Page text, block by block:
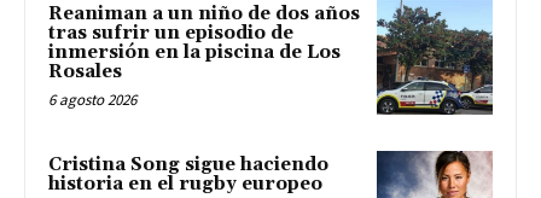
Reaniman a un niño de dos años
tras sufrir un episodio de
inmersión en la piscina de Los
Rosales
6 agosto 2026
Cristina Song sigue haciendo
historia en el rugby europeo